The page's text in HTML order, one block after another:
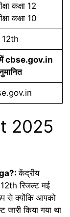
कक्षा 12
कक्षा 10
cbse.gov.in
2025
केंद्रीय
12th रिजल्ट मई
से क्योंकि आपको
किया गया था